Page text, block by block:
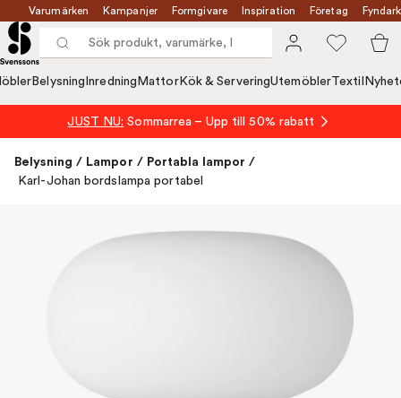
Varumärken Kampanjer Formgivare Inspiration Företag
Belysning Inredning MattorKök & ServeringUtemöblerTextil
JUST NU: Sommarrea – Upp till 50% rabatt
Belysning / Lampor / Portabla lampor /
Karl-Johan bordslampa portabel